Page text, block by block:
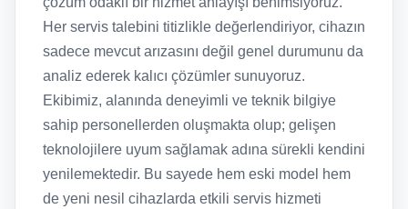
Her servis talebini titizlikle değerlendiriyor, cihazın
sadece mevcut arızasını değil genel durumunu da
analiz ederek kalıcı çözümler sunuyoruz.
Ekibimiz, alanında deneyimli ve teknik bilgiye
sahip personellerden oluşmakta olup; gelişen
teknolojilere uyum sağlamak adına sürekli kendini
yenilemektedir. Bu sayede hem eski model hem
de yeni nesil cihazlarda etkili servis hizmeti